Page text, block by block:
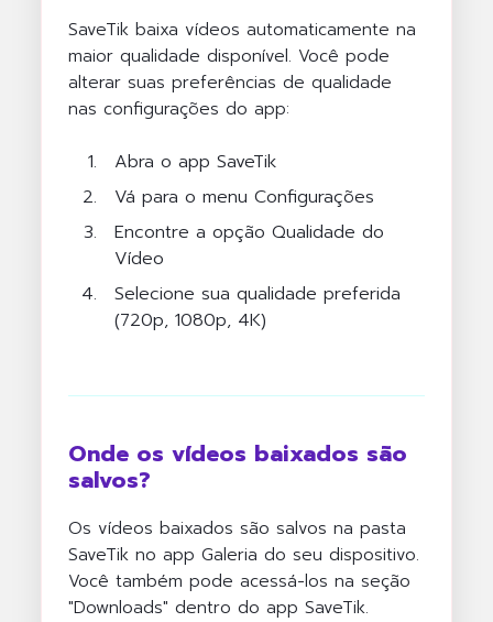
SaveTik baixa vídeos automaticamente na
maior qualidade disponível. Você pode
alterar suas preferências de qualidade
nas configurações do app:
Abra o app SaveTik
Vá para o menu Configurações
Encontre a opção Qualidade do
Vídeo
Selecione sua qualidade preferida
(720p, 1080p, 4K)
Onde os vídeos baixados são
salvos?
Os vídeos baixados são salvos na pasta
SaveTik no app Galeria do seu dispositivo.
Você também pode acessá-los na seção
"Downloads" dentro do app SaveTik.